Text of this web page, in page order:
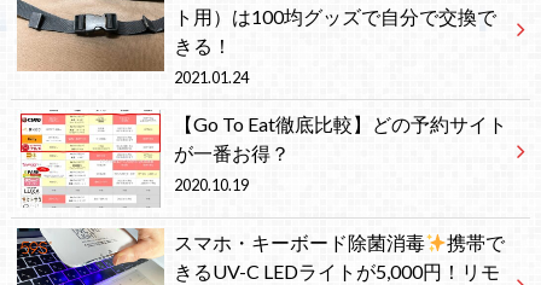
ト用）は100均グッズで自分で交換で
きる！
2021.01.24
【Go To Eat徹底比較】どの予約サイト
が一番お得？
2020.10.19
スマホ・キーボード除菌消毒
携帯で
きるUV-C LEDライトが5,000円！リモ